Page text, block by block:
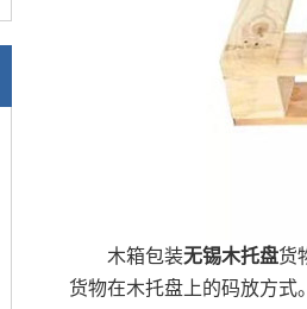
木箱包装无锡木托盘货
货物在木托盘上的码放方式